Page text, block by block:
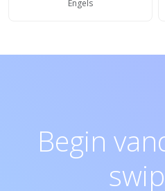
Engels
Begin